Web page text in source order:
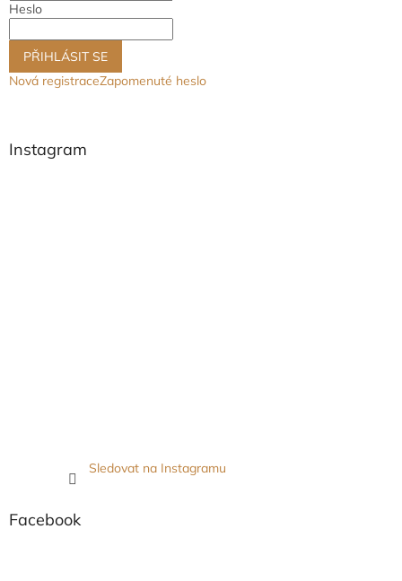
Heslo
PŘIHLÁSIT SE
Nová registraceZapomenuté heslo
Instagram
Sledovat na Instagramu
Facebook